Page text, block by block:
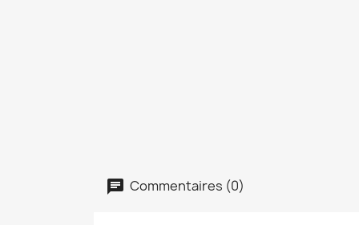
Commentaires (0)